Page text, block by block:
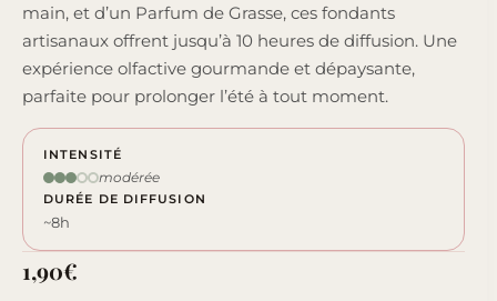
main, et d’un Parfum de Grasse, ces fondants
artisanaux offrent jusqu’à 10 heures de diffusion. Une
expérience olfactive gourmande et dépaysante,
parfaite pour prolonger l’été à tout moment.
INTENSITÉ
modérée
DURÉE DE DIFFUSION
~8h
1,90€